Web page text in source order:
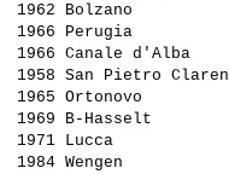
1962 Bolzano
1966 Perugia
1966 Canale
1958 San Pietro
1965 Ortonovo
1969 B-Hasselt
1971 Lucca
1984 Wengen